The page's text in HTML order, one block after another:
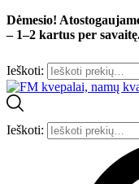
Dėmesio!
– 1–2 kartus per
Ieškoti:
Ieškoti: